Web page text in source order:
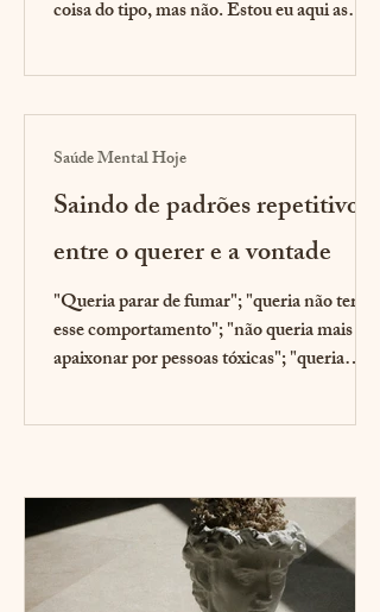
coisa do tipo, mas não. Estou eu aqui as
Saindo de padrões repetitivos:
entre o querer e a vontade
"Queria parar de fumar"; "queria não ter
esse comportamento"; "não queria mais me
apaixonar por pessoas tóxicas"; "queria
Saúde Mental Hoje